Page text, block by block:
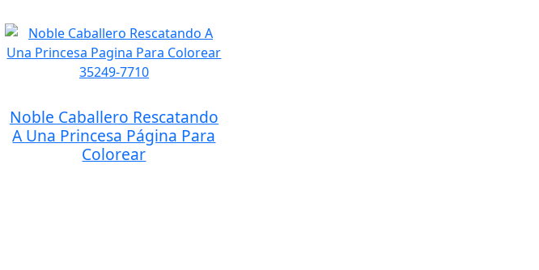
Noble Caballero Rescatando
A Una Princesa Página Para
Colorear